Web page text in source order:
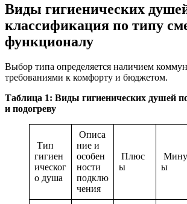
Виды гигиенических
классификация по типу
функционалу
Выбор типа определяется наличием
требованиями к комфорту и бюджетом.
Таблица 1: Виды гигиенических душей
и подогреву
Тип
гигиен
ическог
о душа
Описа
ние и
особен
ности
подклю
чения
Плюс
ы
ы